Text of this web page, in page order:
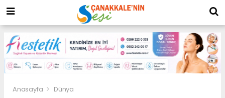
Anasayfa Dünya